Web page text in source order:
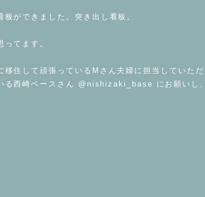
ができました。突き出し看板。
てます。
住して頑張っているMさん夫婦に担当していただ
る西崎ベースさん @nishizaki_base にお願いし、